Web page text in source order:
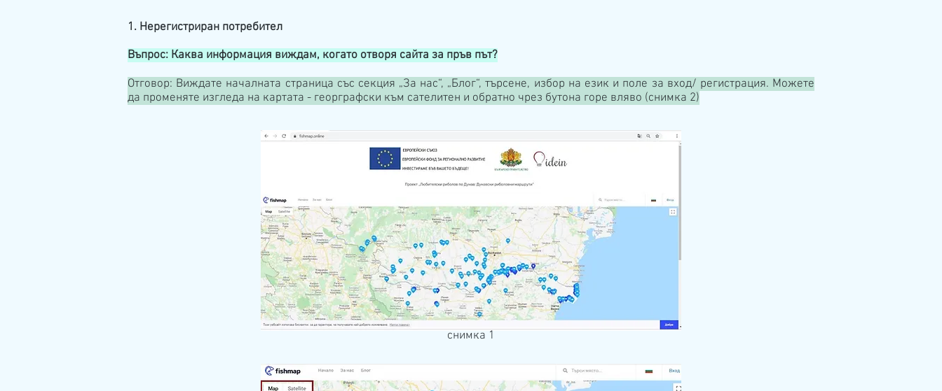
1. Нерегистриран потребител
Въпрос: Каква информация виждам, когато отворя сайта за пръв път?
Отговор: Виждате началната страница със секция „За нас“, „Блог“, търсене, избор на език и поле за вход/ регистрация. Можете
да променяте изгледа на картата - георграфски към сателитен и обратно чрез бутона горе вляво (снимка 2)
снимка 1